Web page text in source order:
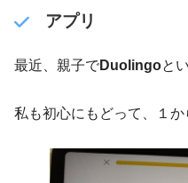
アプリ
最近、親子でDuolingoと
私も初心にもどって、１か